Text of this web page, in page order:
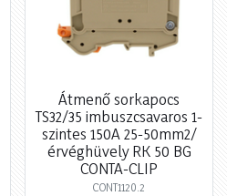
Átmenő sorkapocs
TS32/35 imbuszcsavaros 1-
szintes 150A 25-50mm2/
érvéghüvely RK 50 BG
CONTA-CLIP
CONT1120.2